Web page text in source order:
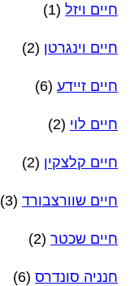
חיים ויזל (1)
חיים וינגרטן (2)
חיים זיידע (6)
חיים לוי (2)
חיים קלצקין (2)
חיים שוורצבורד (3)
חיים שכטר (2)
חנניה סונדרס (6)